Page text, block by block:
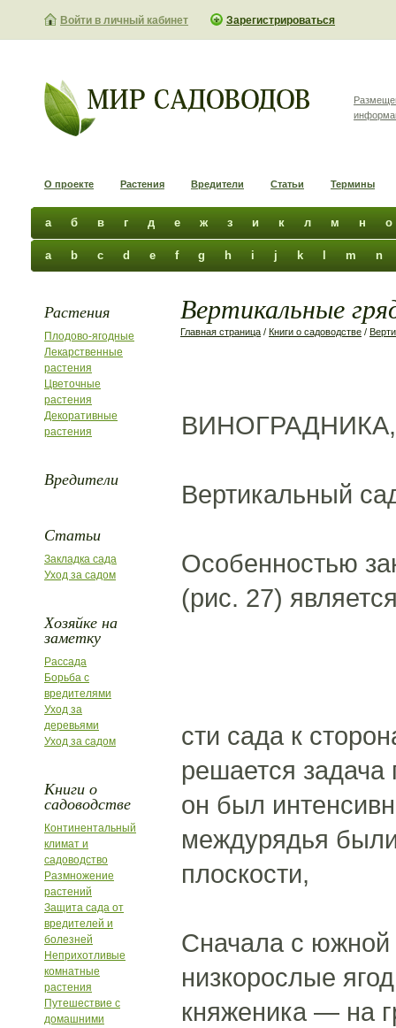
Войти в личный кабинет Зарегистрироваться
О проекте Растения Вредители Статьи Термины
а б в г д е ж з и к л м н о
a b c d e f g h i j k m n
Растения
Плодово-ягодные
Лекарственные
растения
Цветочные
растения
Декоративные
растения
Вредители
Статьи
Закладка сада
Уход за садом
Хозяйке на
заметку
Рассада
Борьба с
вредителями
Уход за
деревьями
Уход за садом
Книги о
садоводстве
Континентальный
климат и
садоводство
Размножение
растений
Защита сада от
вредителей и
болезней
Неприхотливые
комнатные
растения
Путешествие с
домашними
Вертикальные
Главная страница / Книги о садоводстве /
Вертикальный
Особенностью
(рис. 27)
сти сада к
решается задача
он был
междурядья
плоскости,
Сначала с южной
низкорослые
княженика — на